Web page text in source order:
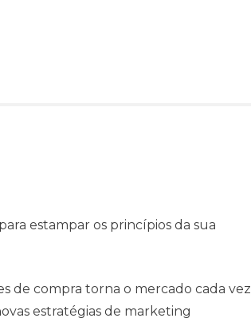
estampar os princípios da sua
de compra torna o mercado cada vez
estratégias de marketing